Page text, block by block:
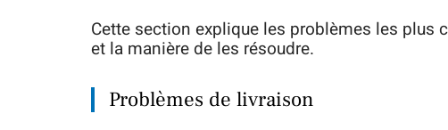
Cette section explique les problèmes les plus
et la manière de les résoudre.
Problèmes de livraison